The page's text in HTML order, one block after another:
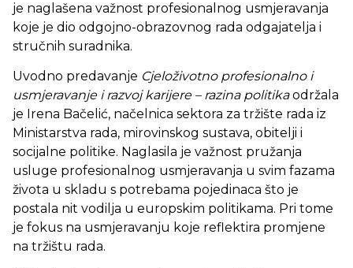
je naglašena važnost profesionalnog usmjeravanja
koje je dio odgojno-obrazovnog rada odgajatelja i
stručnih suradnika.
Uvodno predavanje Cjeloživotno profesionalno i
usmjeravanje i razvoj karijere – razina politikaodržala
je Irena Bačelić, načelnica sektora za tržište rada iz
Ministarstva rada, mirovinskog sustava, obitelji i
socijalne politike. Naglasila je važnost pružanja
usluge profesionalnog usmjeravanja u svim fazama
života u skladu s potrebama pojedinaca što je
postala nit vodilja u europskim politikama. Pri tome
je fokus na usmjeravanju koje reflektira promjene
na tržištu rada.